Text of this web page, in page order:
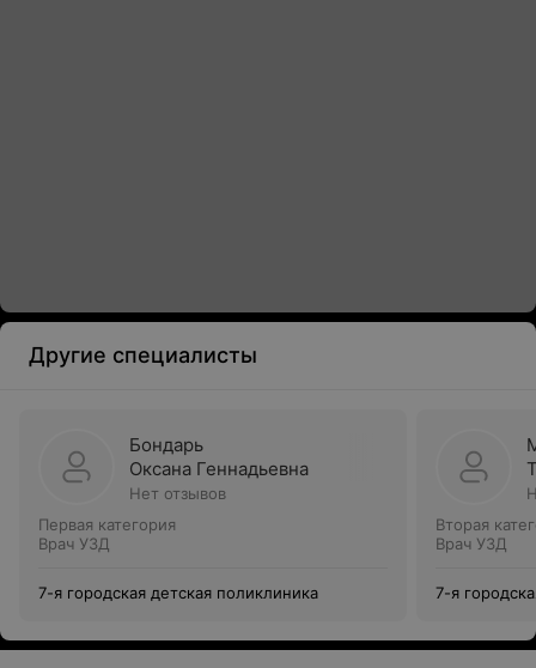
Другие специалисты
Бондарь
Оксана Геннадьевна
Нет отзывов
Первая категория
Врач УЗД
7-я городская детская поликлиника
Вторая
Врач УЗД
7-я